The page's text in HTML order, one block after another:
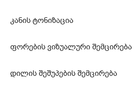
კანის ტონიზაცია
ფორების ვიზუალური შემცირება
დილის შეშუპების შემცირება